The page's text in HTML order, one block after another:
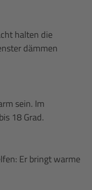
halten die
dämmen
sein. Im
18 Grad.
Er bringt warme